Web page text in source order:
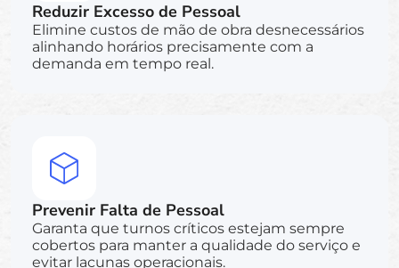
Reduzir Excesso de Pessoal
Elimine custos de mão de obra desnecessários
alinhando horários precisamente com a
demanda em tempo real.
Prevenir Falta de Pessoal
Garanta que turnos críticos estejam sempre
cobertos para manter a qualidade do serviço e
evitar lacunas operacionais.